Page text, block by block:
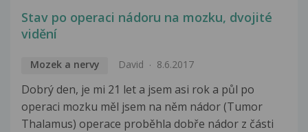
Stav po operaci nádoru na mozku, dvojité
vidění
Mozek a nervy David 8.6.2017
Dobrý den, je mi 21 let a jsem asi rok a půl po
operaci mozku měl jsem na něm nádor (Tumor
Thalamus) operace proběhla dobře nádor z části